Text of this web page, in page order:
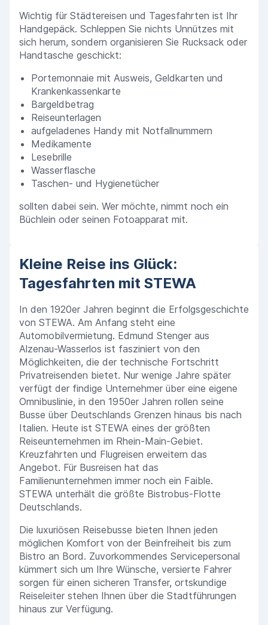
Wichtig für Städtereisen und Tagesfahrten ist Ihr
Handgepäck. Schleppen Sie nichts Unnützes mit
sich herum, sondern organisieren Sie Rucksack oder
Handtasche geschickt:
Portemonnaie mit Ausweis, Geldkarten und
Krankenkassenkarte
Bargeldbetrag
Reiseunterlagen
aufgeladenes Handy mit Notfallnummern
Medikamente
Lesebrille
Wasserflasche
Taschen- und Hygienetücher
sollten dabei sein. Wer möchte, nimmt noch ein
Büchlein oder seinen Fotoapparat mit.
Kleine Reise ins Glück:
Tagesfahrten mit STEWA
In den 1920er Jahren beginnt die Erfolgsgeschichte
von STEWA. Am Anfang steht eine
Automobilvermietung. Edmund Stenger aus
Alzenau-Wasserlos ist fasziniert von den
Möglichkeiten, die der technische Fortschritt
Privatreisenden bietet. Nur wenige Jahre später
verfügt der findige Unternehmer über eine eigene
Omnibuslinie, in den 1950er Jahren rollen seine
Busse über Deutschlands Grenzen hinaus bis nach
Italien. Heute ist STEWA eines der größten
Reiseunternehmen im Rhein-Main-Gebiet.
Kreuzfahrten und Flugreisen erweitern das
Angebot. Für Busreisen hat das
Familienunternehmen immer noch ein Faible.
STEWA unterhält die größte Bistrobus-Flotte
Deutschlands.
Die luxuriösen Reisebusse bieten Ihnen jeden
möglichen Komfort von der Beinfreiheit bis zum
Bistro an Bord. Zuvorkommendes Servicepersonal
kümmert sich um Ihre Wünsche, versierte Fahrer
sorgen für einen sicheren Transfer, ortskundige
Reiseleiter stehen Ihnen über die Stadtführungen
hinaus zur Verfügung.